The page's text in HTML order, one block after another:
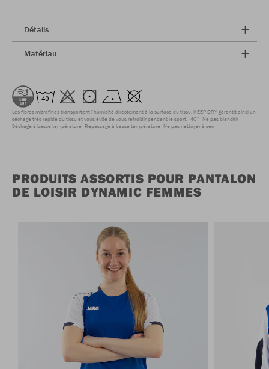
Détails
Matériau
Les fibres microfines transportent l'humidité directement à la surface du tissu. KEEP DRY garantit ainsi un
séchage très rapide du tissu et vous évite de vous refroidir pendant le sport. 40° Ne pas blanchir
Séchage à basse température Repassage à basse température Ne pas nettoyer à sec
PRODUITS ASSORTIS POUR PANTALON
DE LOISIR DYNAMIC FEMMES